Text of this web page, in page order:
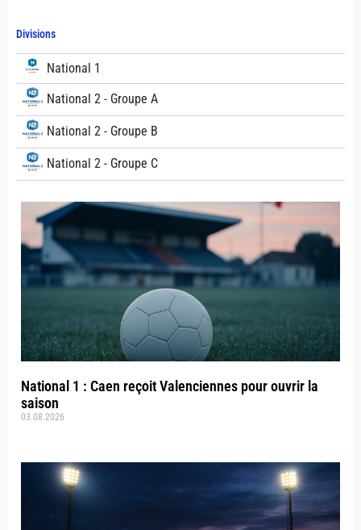
Divisions
National 1
National 2 - Groupe A
National 2 - Groupe B
National 2 - Groupe C
National 1 : Caen reçoit Valenciennes pour ouvrir la
saison
03.08.2026